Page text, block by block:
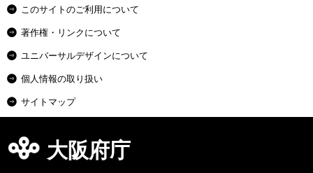
このサイトのご利用について
著作権・リンクについて
ユニバーサルデザインについて
個人情報の取り扱い
サイトマップ
大阪府庁